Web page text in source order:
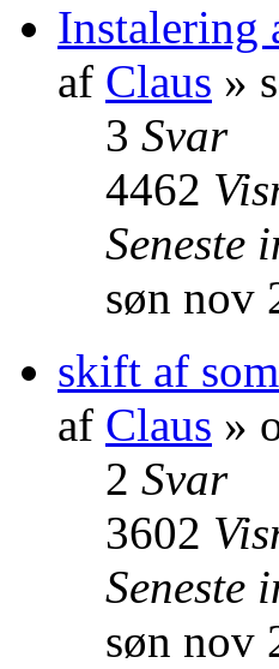
Instalering
af Claus »
3 Svar
4462
Seneste
søn nov
skift af
af Claus »
2 Svar
3602
Seneste
søn nov